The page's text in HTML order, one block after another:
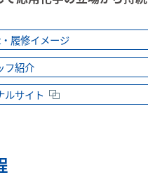
履修イメージ
フ紹介
ルサイト